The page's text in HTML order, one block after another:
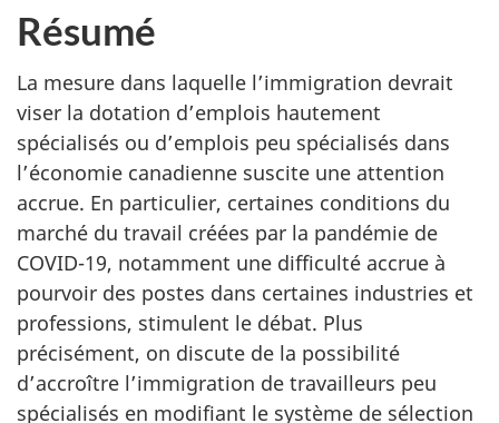
Résumé
La mesure dans laquelle l’immigration devrait
viser la dotation d’emplois hautement
spécialisés ou d’emplois peu spécialisés dans
l’économie canadienne suscite une attention
accrue. En particulier, certaines conditions du
marché du travail créées par la pandémie de
COVID-19, notamment une difficulté accrue à
pourvoir des postes dans certaines industries et
professions, stimulent le débat. Plus
précisément, on discute de la possibilité
d’accroître l’immigration de travailleurs peu
spécialisés en modifiant le système de sélection